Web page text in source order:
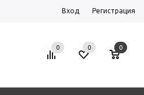
Вход Регистрация
0 0 0